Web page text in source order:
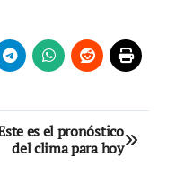
es el pronóstico
del clima para hoy